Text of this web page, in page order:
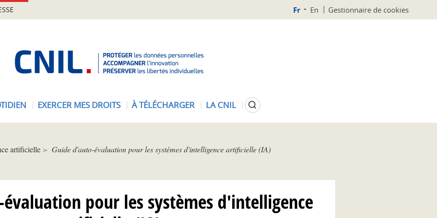
Fr En Gestionnaire de cookies
N
EXERCER MES DROITS À TÉLÉCHARGER LA CNIL Rechercher
artificielle Guide d'auto-évaluation pour les systèmes d'intelligence artificielle (IA)
pour les systèmes d'intelligence